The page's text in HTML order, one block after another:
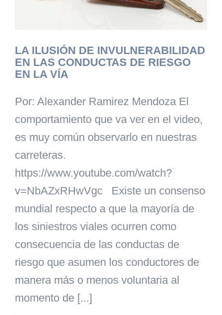
LA ILUSIÓN DE INVULNERABILIDAD
EN LAS CONDUCTAS DE RIESGO
EN LA VÍA
Por: Alexander Ramirez Mendoza El
comportamiento que va ver en el video,
es muy común observarlo en nuestras
carreteras.
https://www.youtube.com/watch?
v=NbAZxRHwVgc Existe un consenso
mundial respecto a que la mayoría de
los siniestros viales ocurren como
consecuencia de las conductas de
riesgo que asumen los conductores de
manera más o menos voluntaria al
momento de [...]